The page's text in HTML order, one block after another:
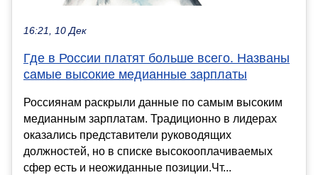
16:21, 10 Дек
Где в России платят больше всего. Названы
самые высокие медианные зарплаты
Россиянам раскрыли данные по самым высоким
медианным зарплатам. Традиционно в лидерах
оказались представители руководящих
должностей, но в списке высокооплачиваемых
сфер есть и неожиданные позиции.Чт...